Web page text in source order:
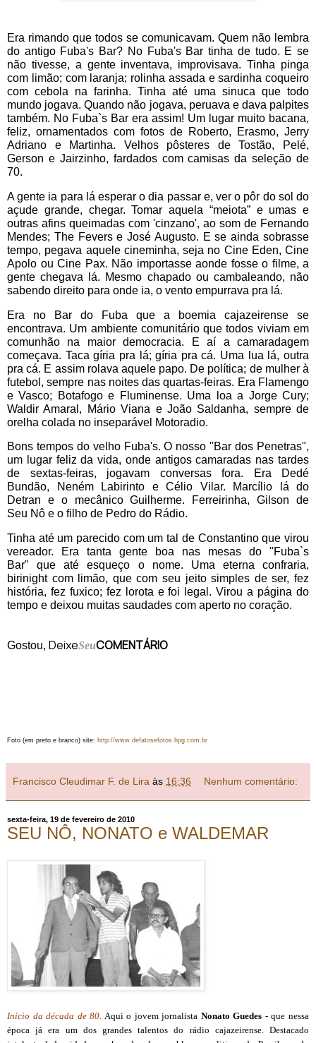
Era rimando que todos se comunicavam. Quem não lembra
do antigo Fuba's Bar? No Fuba's Bar tinha de tudo. E se
não tivesse, a gente inventava, improvisava. Tinha pinga
com limão; com laranja; rolinha assada e sardinha coqueiro
com cebola na farinha. Tinha até uma sinuca que todo
mundo jogava. Quando não jogava, peruava e dava palpites
também. No Fuba`s Bar era assim! Um lugar muito bacana,
feliz, ornamentados com fotos de Roberto, Erasmo, Jerry
Adriano e Martinha. Velhos pôsteres de Tostão, Pelé,
Gerson e Jairzinho, fardados com camisas da seleção de
70.
A gente ia para lá esperar o dia passar e, ver o pôr do sol do
açude grande, chegar. Tomar aquela “meiota” e umas e
outras afins queimadas com 'cinzano', ao som de Fernando
Mendes; The Fevers e José Augusto. E se ainda sobrasse
tempo, pegava aquele cineminha, seja no Cine Eden, Cine
Apolo ou Cine Pax. Não importasse aonde fosse o filme, a
gente chegava lá. Mesmo chapado ou cambaleando, não
sabendo direito para onde ia, o vento empurrava pra lá.
Era no Bar do Fuba que a boemia cajazeirense se
encontrava. Um ambiente comunitário que todos viviam em
comunhão na maior democracia. E aí a camaradagem
começava. Taca gíria pra lá; gíria pra cá. Uma lua lá, outra
pra cá. E assim rolava aquele papo. De política; de mulher à
futebol, sempre nas noites das quartas-feiras. Era Flamengo
e Vasco; Botafogo e Fluminense. Uma loa a Jorge Cury;
Waldir Amaral, Mário Viana e João Saldanha, sempre de
orelha colada no inseparável Motoradio.
Bons tempos do velho Fuba's. O nosso "Bar dos Penetras",
um lugar feliz da vida, onde antigos camaradas nas tardes
de sextas-feiras, jogavam conversas fora. Era Dedé
Bundão, Neném Labirinto e Célio Vilar.
Marcílio
lá do
Detran e o mecânico Guilherme.
Ferreirinha, Gilson de
Seu Nô e o filho de Pedro do Rádio.
Tinha até um parecido com um tal de Constantino que virou
vereador. Era tanta gente boa nas mesas do "Fuba`s
Bar"
que até esqueço o nome. Uma eterna confraria,
birinight com limão, que com seu jeito simples de ser, fez
história, fez fuxico; fez lorota e foi legal. Virou a página do
tempo e deixou muitas saudades com aperto no coração.
Gostou, DeixeSeuCOMENTÁRIO
Foto (em preto e branco) site: http://www.defatosefotos.hpg.com.br
Francisco Cleudimar F. de Lira às 16:36 Nenhum comentário:
sexta-feira, 19 de fevereiro de 2010
SEU NÔ, NONATO e WALDEMAR
Início da década de 80. Aqui o jovem jornalista Nonato Guedes - que nessa
época já era um dos grandes talentos do rádio cajazeirense. Destacado